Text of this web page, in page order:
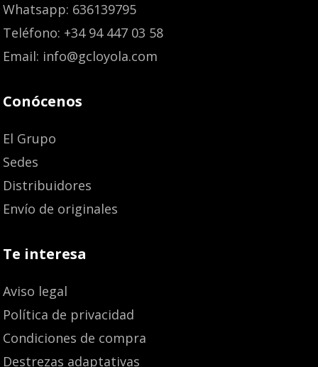
Whatsapp: 636139795
Teléfono: +34 94 447 03 58
Email: info@gcloyola.com
Conócenos
El Grupo
Sedes
Distribuidores
Envío de originales
Te interesa
Aviso legal
Política de privacidad
Condiciones de compra
Destrezas adaptativas